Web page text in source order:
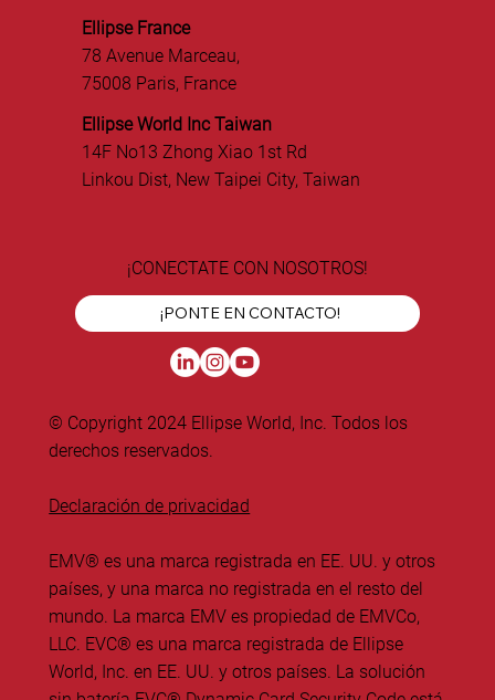
Ellipse France
78 Avenue Marceau,
75008 Paris, France
Ellipse World Inc Taiwan
14F No13 Zhong Xiao 1st Rd
Linkou Dist, New Taipei City, Taiwan
¡CONECTATE CON NOSOTROS!
¡PONTE EN CONTACTO!
© Copyright 2024 Ellipse World, Inc. Todos los
derechos reservados.
Declaración de privacidad
EMV® es una marca registrada en EE. UU. y otros
países, y una marca no registrada en el resto del
mundo. La marca EMV es propiedad de EMVCo,
LLC. EVC® es una marca registrada de Ellipse
World, Inc. en EE. UU. y otros países. La solución